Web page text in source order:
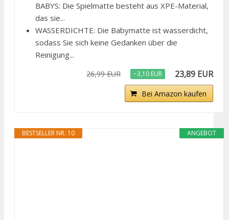
BABYS: Die Spielmatte besteht aus XPE-Material,
das sie...
WASSERDICHTE: Die Babymatte ist wasserdicht,
sodass Sie sich keine Gedanken über die
Reinigung...
26,99 EUR −3,10 EUR 23,89 EUR
Bei Amazon kaufen
ANGEBOT
BESTSELLER NR. 10